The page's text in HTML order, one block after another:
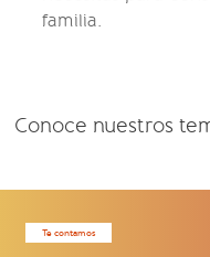
familia.
Conoce nuestros
Te contamos